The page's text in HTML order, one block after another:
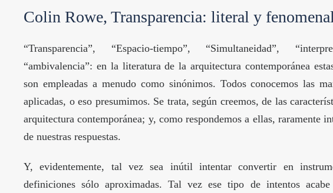
Colin Rowe, Transparencia: literal y fenomenal
“Transparencia”, “Espacio-tiempo”, “Simultaneidad”,
“ambivalencia”: en la literatura de la arquitectura contemporánea
son empleadas a menudo como sinónimos. Todos conocemos las
aplicadas, o eso presumimos. Se trata, según creemos, de las
arquitectura contemporánea; y, como respondemos a ellas, raramente
de nuestras respuestas.
Y, evidentemente, tal vez sea inútil intentar convertir en
definiciones sólo aproximadas. Tal vez ese tipo de intentos